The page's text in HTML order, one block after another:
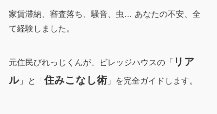
家賃滞納、審査落ち、騒音、虫… あなたの不安、全
て経験しました。
元住民びれっじくんが、ビレッジハウスの「 リア
ル」と「住みこなし術」を完全ガイドします。